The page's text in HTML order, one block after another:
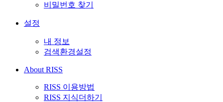
비밀번호 찾기
설정
내 정보
검색환경설정
About RISS
RISS 이용방법
RISS 지식더하기